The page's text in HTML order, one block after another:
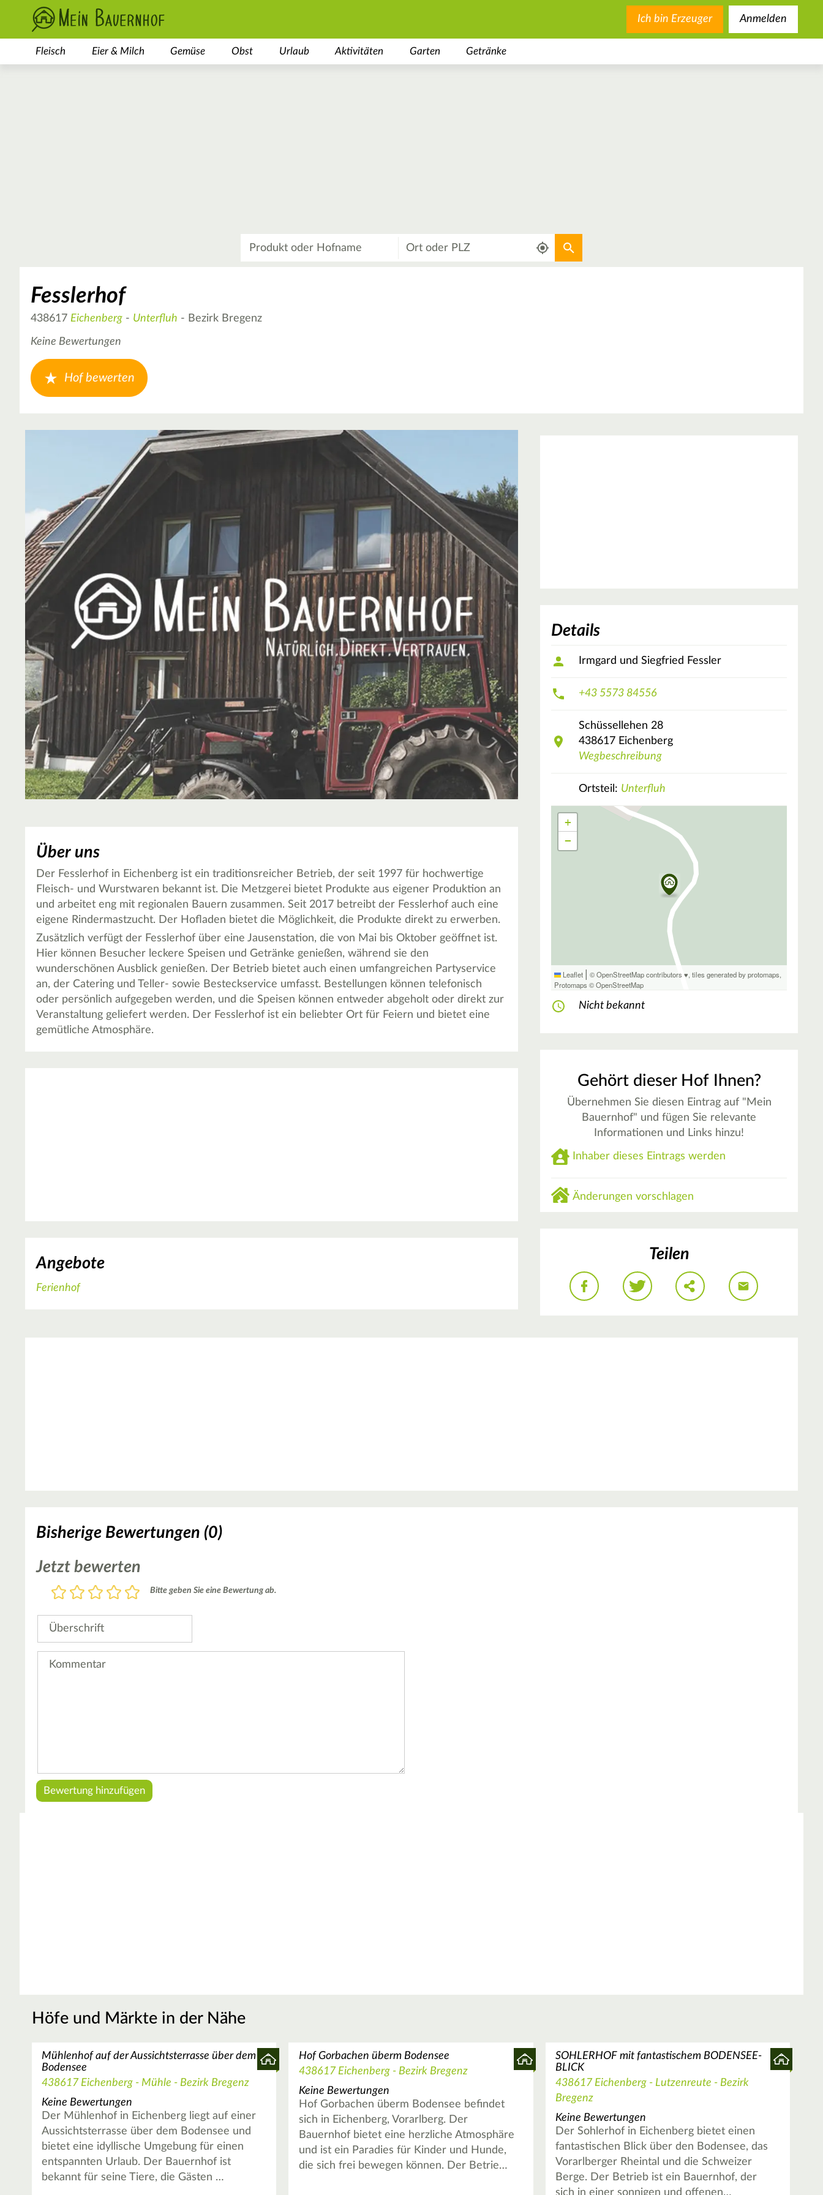
Ich bin Erzeuger Anmelden
Fleisch Eier & Milch Gemüse Obst Urlaub Aktivitäten Garten Getränke
Aktuellen Standort verwenden
Fesslerhof
438617 Eichenberg - Unterfluh - Bezirk Bregenz
Keine Bewertungen
Hof bewerten
Über uns
Der Fesslerhof in Eichenberg ist ein traditionsreicher Betrieb, der seit 1997 für hochwertige
Fleisch- und Wurstwaren bekannt ist. Die Metzgerei bietet Produkte aus eigener Produktion an
und arbeitet eng mit regionalen Bauern zusammen. Seit 2017 betreibt der Fesslerhof auch eine
eigene Rindermastzucht. Der Hofladen bietet die Möglichkeit, die Produkte direkt zu erwerben.
Zusätzlich verfügt der Fesslerhof über eine Jausenstation, die von Mai bis Oktober geöffnet ist.
Hier können Besucher leckere Speisen und Getränke genießen, während sie den
wunderschönen Ausblick genießen. Der Betrieb bietet auch einen umfangreichen Partyservice
an, der Catering und Teller- sowie Besteckservice umfasst. Bestellungen können telefonisch
oder persönlich aufgegeben werden, und die Speisen können entweder abgeholt oder direkt zur
Veranstaltung geliefert werden. Der Fesslerhof ist ein beliebter Ort für Feiern und bietet eine
gemütliche Atmosphäre.
Angebote
Ferienhof
Details
Irmgard und Siegfried Fessler
+43 5573 84556
Schüssellehen 28
438617 Eichenberg
Wegbeschreibung
Ortsteil: Unterfluh
+
−
Leaflet | © OpenStreetMap contributors ♥,tiles generated by protomaps,
Protomaps ©OpenStreetMap
Nicht bekannt
Gehört dieser Hof Ihnen?
Übernehmen Sie diesen Eintrag auf "Mein
Bauernhof" und fügen Sie relevante
Informationen und Links hinzu!
Inhaber dieses Eintrags werden
Änderungen vorschlagen
Teilen
Bisherige Bewertungen (0)
Jetzt bewerten
Bewertung
5
4
3
2
1
Bitte geben Sie eine Bewertung ab.
Überschrift
Höfe und Märkte in der Nähe
Mühlenhof auf der Aussichtsterrasse über dem
Bodensee
438617 Eichenberg - Mühle - Bezirk Bregenz
Keine Bewertungen
Der Mühlenhof in Eichenberg liegt auf einer
Aussichtsterrasse über dem Bodensee und
bietet eine idyllische Umgebung für einen
entspannten Urlaub. Der Bauernhof ist
bekannt für seine Tiere, die Gästen …
Hof Gorbachen überm Bodensee
438617 Eichenberg - Bezirk Bregenz
Keine Bewertungen
Hof Gorbachen überm Bodensee befindet
sich in Eichenberg, Vorarlberg. Der
Bauernhof bietet eine herzliche Atmosphäre
und ist ein Paradies für Kinder und Hunde,
die sich frei bewegen können. Der Betrie…
SOHLERHOF mit fantastischem BODENSEE-
BLICK
438617 Eichenberg - Lutzenreute - Bezirk
Bregenz
Keine Bewertungen
Der Sohlerhof in Eichenberg bietet einen
fantastischen Blick über den Bodensee, das
Vorarlberger Rheintal und die Schweizer
Berge. Der Betrieb ist ein Bauernhof, der
sich in einer sonnigen und offenen…